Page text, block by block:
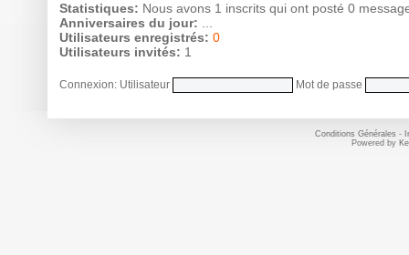
Statistiques: Nous avons 1 inscrits qui ont posté 0
Anniversaires du jour:
Utilisateurs enregistrés: 0
Utilisateurs invités: 1
Connexion: Utilisateur Mot de passe
Conditions Générales -
Powered by